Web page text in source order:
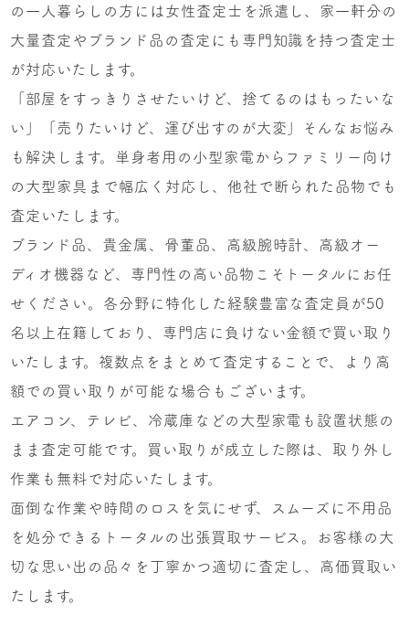
の一人暮らしの方には女性査定士を派遣し、家一軒分の
大量査定やブランド品の査定にも専門知識を持つ査定士
が対応いたします。
「部屋をすっきりさせたいけど、捨てるのはもったいな
い」「売りたいけど、運び出すのが大変」そんなお悩み
も解決します。単身者用の小型家電からファミリー向け
の大型家具まで幅広く対応し、他社で断られた品物でも
査定いたします。
ブランド品、貴金属、骨董品、高級腕時計、高級オー
ディオ機器など、専門性の高い品物こそトータルにお任
せください。各分野に特化した経験豊富な査定員が50
名以上在籍しており、専門店に負けない金額で買い取り
いたします。複数点をまとめて査定することで、より高
額での買い取りが可能な場合もございます。
エアコン、テレビ、冷蔵庫などの大型家電も設置状態の
まま査定可能です。買い取りが成立した際は、取り外し
作業も無料で対応いたします。
面倒な作業や時間のロスを気にせず、スムーズに不用品
を処分できるトータルの出張買取サービス。お客様の大
切な思い出の品々を丁寧かつ適切に査定し、高価買取い
たします。